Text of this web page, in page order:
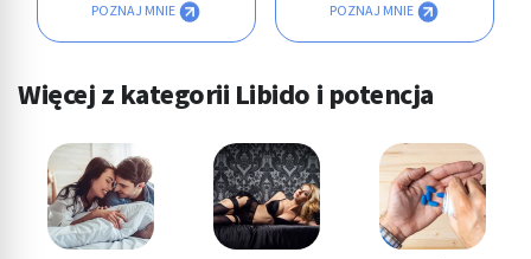
POZNAJ MNIE POZNAJ MNIE
Więcej z kategorii Libido i potencja